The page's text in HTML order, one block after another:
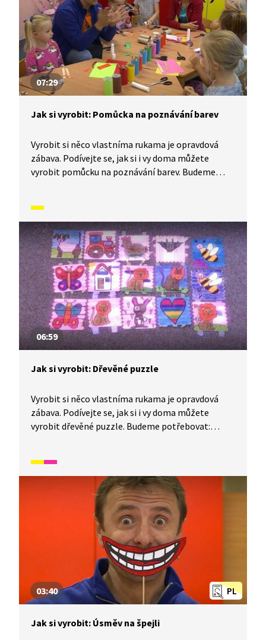
07:29
Jak si vyrobit: Pomůcka na poznávání barev
Vyrobit si něco vlastníma rukama je opravdová
zábava. Podívejte se, jak si i vy doma můžete
vyrobit pomůcku na poznávání barev. Budeme
06:59
Jak si vyrobit: Dřevěné puzzle
Vyrobit si něco vlastníma rukama je opravdová
zábava. Podívejte se, jak si i vy doma můžete
vyrobit dřevěné puzzle. Budeme potřebovat:
PL
03:40
Jak si vyrobit: Úsměv na špejli